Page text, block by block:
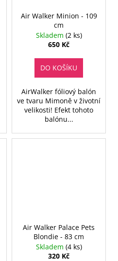
Air Walker Minion - 109
cm
Skladem (2 ks)
650 Kč
DO KOŠÍKU
AirWalker fóliový balón
ve tvaru Mimoně v životní
velikosti! Efekt tohoto
balónu...
Air Walker Palace Pets
Blondie - 83 cm
Skladem (4 ks)
320 Kč